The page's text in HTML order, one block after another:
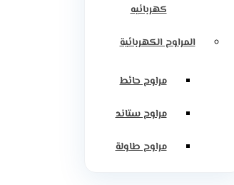
كهربائيه
المراوح الكهربائية
مراوح حائط
مراوح ستاند
مراوح طاولة